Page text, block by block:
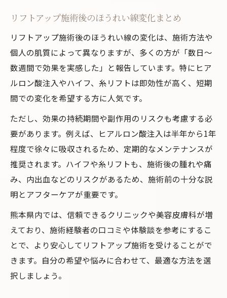
リフトアップ施術後のほうれい線変化まとめ
リフトアップ施術後のほうれい線の変化は、施術方法や
個人の肌質によって異なりますが、多くの方が「数日～
数週間で効果を実感した」と報告しています。特にヒア
ルロン酸注入やハイフ、糸リフトは即効性が高く、短期
間での変化を希望する方に人気です。
ただし、効果の持続期間や副作用のリスクも考慮する必
要があります。例えば、ヒアルロン酸注入は半年から1年
程度で徐々に吸収されるため、定期的なメンテナンスが
推奨されます。ハイフや糸リフトも、施術後の腫れや痛
み、内出血などのリスクがあるため、施術前の十分な説
明とアフターケアが重要です。
熊本県内では、信頼できるクリニックや美容皮膚科が増
えており、施術経験者の口コミや体験談を参考にするこ
とで、より安心してリフトアップ施術を受けることがで
きます。自分の希望や悩みに合わせて、最適な方法を選
択しましょう。